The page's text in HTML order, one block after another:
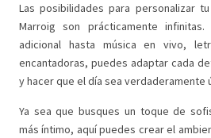
Las posibilidades para personalizar
Marroig son prácticamente
adicional hasta música en vivo,
encantadoras, puedes adaptar cada
y hacer que el día sea verdaderamente
Ya sea que busques un toque de
más íntimo, aquí puedes crear el